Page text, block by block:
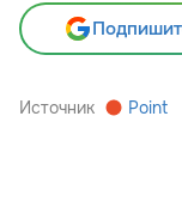
Источник Point